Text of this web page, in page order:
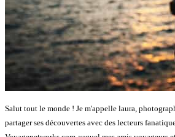
Salut tout le monde ! Je m'appelle laura,
partager ses découvertes avec des lecteurs